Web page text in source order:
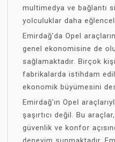
multimedya ve bağlantı
yolculuklar daha
Emirdağ'da Opel
genel ekonomisine de
sağlamaktadır. Birçok
fabrikalarda istihdam
ekonomik büyümesini
Emirdağ'ın Opel
şaşırtıcı değil. Bu
güvenlik ve konfor